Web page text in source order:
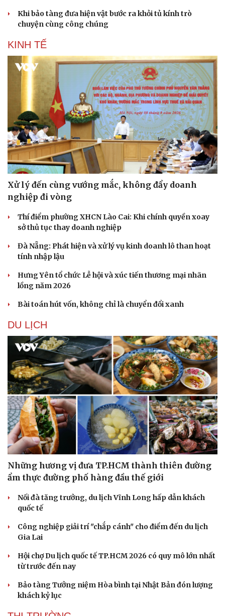
Sân khấu - Điện ảnh
Văn học
Âm nhạc
Di sản
Thời trang
Sao Việt
Khi bảo tàng đưa hiện vật bước ra khỏi tủ kính trò
chuyện cùng công chúng
KINH TẾ
Xử lý đến cùng vướng mắc, không đẩy doanh
nghiệp đi vòng
Thí điểm phường XHCN Lào Cai: Khi chính quyền xoay
sở thủ tục thay doanh nghiệp
Đà Nẵng: Phát hiện và xử lý vụ kinh doanh lô than hoạt
tính nhập lậu
Hưng Yên tổ chức Lễ hội và xúc tiến thương mại nhãn
lồng năm 2026
Bài toán hút vốn, không chỉ là chuyển đổi xanh
DU LỊCH
Những hương vị đưa TP.HCM thành thiên đường
ẩm thực đường phố hàng đầu thế giới
Nối đà tăng trưởng, du lịch Vĩnh Long hấp dẫn khách
quốc tế
Công nghiệp giải trí "chắp cánh" cho điểm đến du lịch
Gia Lai
Hội chợ Du lịch quốc tế TP.HCM 2026 có quy mô lớn nhất
từ trước đến nay
Bảo tàng Tưởng niệm Hòa bình tại Nhật Bản đón lượng
khách kỷ lục